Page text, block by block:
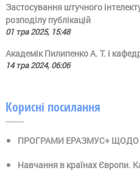
Застосування штучного
розподілу публікацій
01 тра 2025, 15:48
Академік Пилипенко А. Т. і
14 тра 2024, 06:06
Корисні посилання
ПРОГРАМИ ЕРАЗМУС+ ЩОДО
Навчання в країнах Європи.